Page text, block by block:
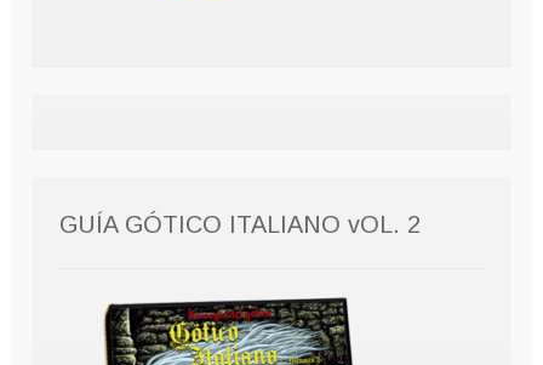
GUÍA GÓTICO ITALIANO vOL. 2